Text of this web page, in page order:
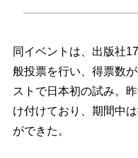
同イベントは、出版社
般投票を行い、得票数
ストで日本初の試み。
け付けており、期間中
ができた。